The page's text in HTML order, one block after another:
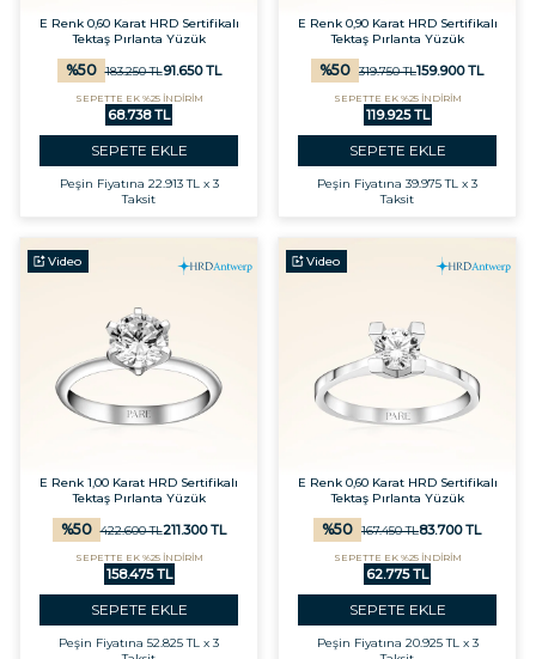
E Renk 0,60 Karat HRD Sertifikalı
Tektaş Pırlanta Yüzük
%50 183.250TL91.650TL
SEPETTE EK %25 İNDİRİM
68.738 TL
SEPETE EKLE
Peşin Fiyatına 22.913 TL x 3
Taksit
E Renk 0,90 Karat HRD Sertifikalı
Tektaş Pırlanta Yüzük
%50 319.750TL159.900TL
SEPETTE EK %25 İNDİRİM
119.925 TL
SEPETE EKLE
Peşin Fiyatına 39.975 TL x 3
Taksit
Video
E Renk 1,00 Karat HRD Sertifikalı
Tektaş Pırlanta Yüzük
%50 422.600TL211.300TL
SEPETTE EK %25 İNDİRİM
158.475 TL
SEPETE EKLE
Peşin Fiyatına 52.825 TL x 3
Video
E Renk 0,60 Karat HRD Sertifikalı
Tektaş Pırlanta Yüzük
%50 167.450TL83.700TL
SEPETTE EK %25 İNDİRİM
62.775 TL
SEPETE EKLE
Peşin Fiyatına 20.925 TL x 3